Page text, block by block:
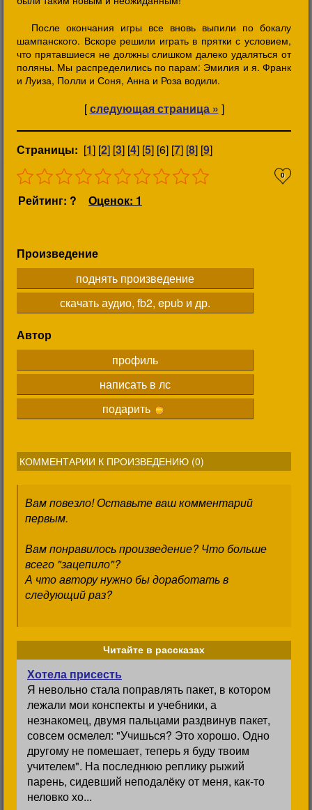
После окончания игры все вновь выпили по бокалу
шампанского. Вскоре решили играть в прятки с условием,
что прятавшиеся не должны слишком далеко удаляться от
поляны. Мы распределились по парам: Эмилия и я. Франк
и Луиза, Полли и Соня, Анна и Роза водили.
[следующая страница » ]
Страницы: [1] [2] [3] [4] [5] [6] [7] [8] [9]
0
Рейтинг: ? Оценок: 1
Произведение
поднять произведение
скачать аудио, fb2, epub и др.
Автор
профиль
написать в лс
подарить
КОММЕНТАРИИ К ПРОИЗВЕДЕНИЮ (0)
Вам повезло! Оставьте ваш комментарий
первым.
Вам понравилось произведение? Что больше
всего "зацепило"?
А что автору нужно бы доработать в
следующий раз?
Читайте в рассказах
Хотела присесть
Я невольно стала поправлять пакет, в котором
лежали мои конспекты и учебники, а
незнакомец, двумя пальцами раздвинув пакет,
совсем осмелел: "Учишься? Это хорошо. Одно
другому не помешает, теперь я буду твоим
учителем". На последнюю реплику рыжий
парень, сидевший неподалёку от меня, как-то
неловко хо...